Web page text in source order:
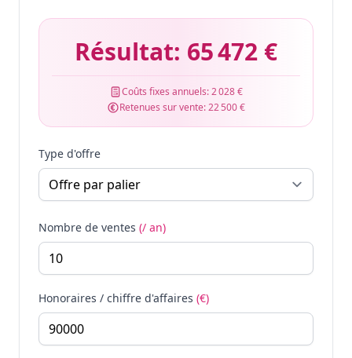
Résultat: 65 472 €
Coûts fixes annuels:2 028 €
Retenues sur vente:22 500 €
Type d'offre
Nombre de ventes (/ an)
Honoraires / chiffre d'affaires (€)